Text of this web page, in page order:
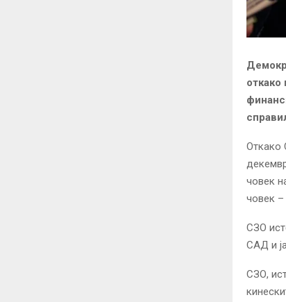
Откако
човек
човек –
СЗО
САД и
СЗО,